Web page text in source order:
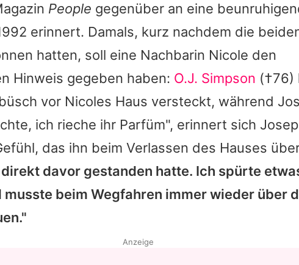
People gegenüber an eine
erinnert. Damals, kurz nachdem die
hatten, soll eine Nachbarin Nicole den
Hinweis gegeben haben: O.J. Simpson (†76)
vor Nicoles Haus versteckt, während
ich rieche ihr Parfüm", erinnert sich
das ihn beim Verlassen des Hauses
davor gestanden hatte. Ich spürte
musste beim Wegfahren immer wieder über
Anzeige